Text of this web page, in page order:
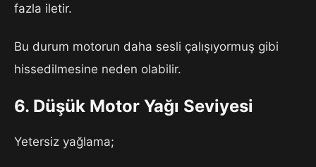
fazla iletir.
Bu durum motorun daha sesli çalışıyormuş gibi
hissedilmesine neden olabilir.
6. Düşük Motor Yağı Seviyesi
Yetersiz yağlama;